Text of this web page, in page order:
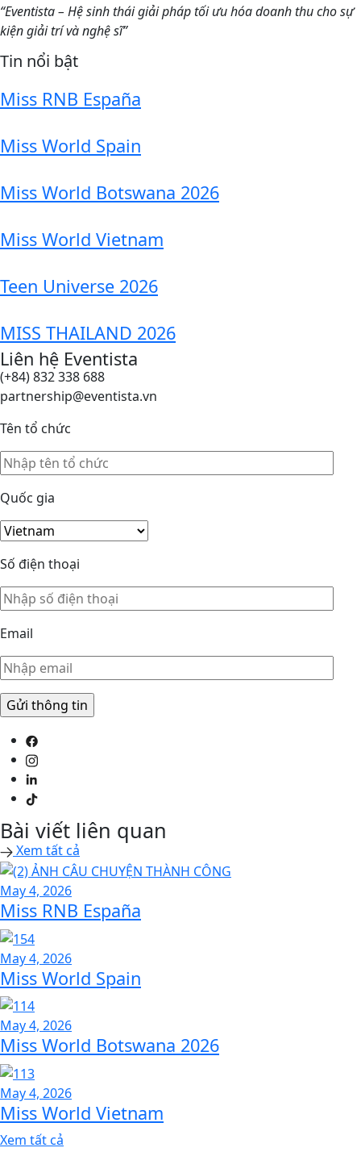
“Eventista – Hệ sinh thái giải pháp tối ưu hóa doanh thu cho sự
kiện giải trí và nghệ sĩ”
Tin nổi bật
Miss RNB España
Miss World Spain
Miss World Botswana 2026
Miss World Vietnam
Teen Universe 2026
MISS THAILAND 2026
Liên hệ Eventista
(+84) 832 338 688
partnership@eventista.vn
Tên tổ chức
Quốc gia
Số điện thoại
Email
Bài viết liên quan
Xem tất cả
May 4, 2026
Miss RNB España
May 4, 2026
Miss World Spain
May 4, 2026
Miss World Botswana 2026
May 4, 2026
Miss World Vietnam
Xem tất cả